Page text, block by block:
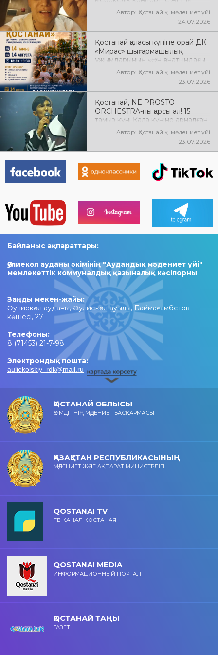
өнер көрсетеді! @xcialem
Автор: Қостанай қ. мәдениет үйі
24.07.2026
Қостанай қаласы күніне орай ДК
«Мирас» шығармашылық
ұжымдарының «Ән қанатындағы
Қостанай» көшпелі концерті
өтеді! Баршаңызды мерекелік
Автор: Қостанай қ. мәдениет үйі
23.07.2026
Қостанай, NE PROSTO
ORCHESTRA-ны қарсы ал! 15
тамыз күні Қала күніне арналған
мерекелік концертте NE
PROSTO ORCHESTRA өнер
көрсетеді! @ne_prosto_orchestra
Автор: Қостанай қ. мәдениет үйі
23.07.2026
Байланыс ақпараттары:
Әулиекөл ауданы әкімінің "Аудандық мәдениет үйі"
мемлекеттік коммуналдық қазыналық кәсіпорны
Заңды мекен-жайы:
Әулиекөл ауданы, Әулиекөл ауылы, Баймағамбетов
көшесі, 27
Телефоны:
8 (71453) 21-7-98
Электрондық пошта:
auliekolskiy_rdk@mail.ru
ҚОСТАНАЙ ОБЛЫСЫ
ӘКІМДІГІНІҢ МӘДЕНИЕТ БАСҚАРМАСЫ
ҚАЗАҚСТАН РЕСПУБЛИКАСЫНЫҢ
МӘДЕНИЕТ ЖӘНЕ АҚПАРАТ МИНИСТРЛІГІ
QOSTANAI TV
ТВ КАНАЛ КОСТАНАЯ
QOSTANAI MEDIA
ИНФОРМАЦИОННЫЙ ПОРТАЛ
ҚОСТАНАЙ ТАҢЫ
ГАЗЕТІ